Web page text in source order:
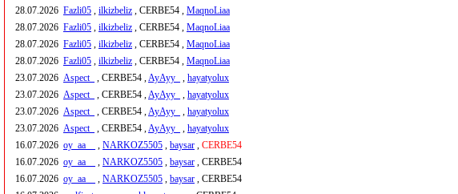
28.07.2026 Fazli05 , ilkizbeliz , CERBE54 , MaqnoLiaa
28.07.2026 Fazli05 , ilkizbeliz , CERBE54 , MaqnoLiaa
28.07.2026 Fazli05 , ilkizbeliz , CERBE54 , MaqnoLiaa
28.07.2026 Fazli05 , ilkizbeliz , CERBE54 , MaqnoLiaa
23.07.2026 Aspect_ , CERBE54 ,AyAyy_ , hayatyolux
23.07.2026 Aspect_ , CERBE54 ,AyAyy_ , hayatyolux
23.07.2026 Aspect_ , CERBE54 ,AyAyy_ , hayatyolux
23.07.2026 Aspect_ , CERBE54 ,AyAyy_ , hayatyolux
16.07.2026 oy_aa__ , NARKOZ5505 , baysar , CERBE54
16.07.2026 oy_aa__ , NARKOZ5505 , baysar , CERBE54
16.07.2026 oy_aa__ , NARKOZ5505 , baysar , CERBE54